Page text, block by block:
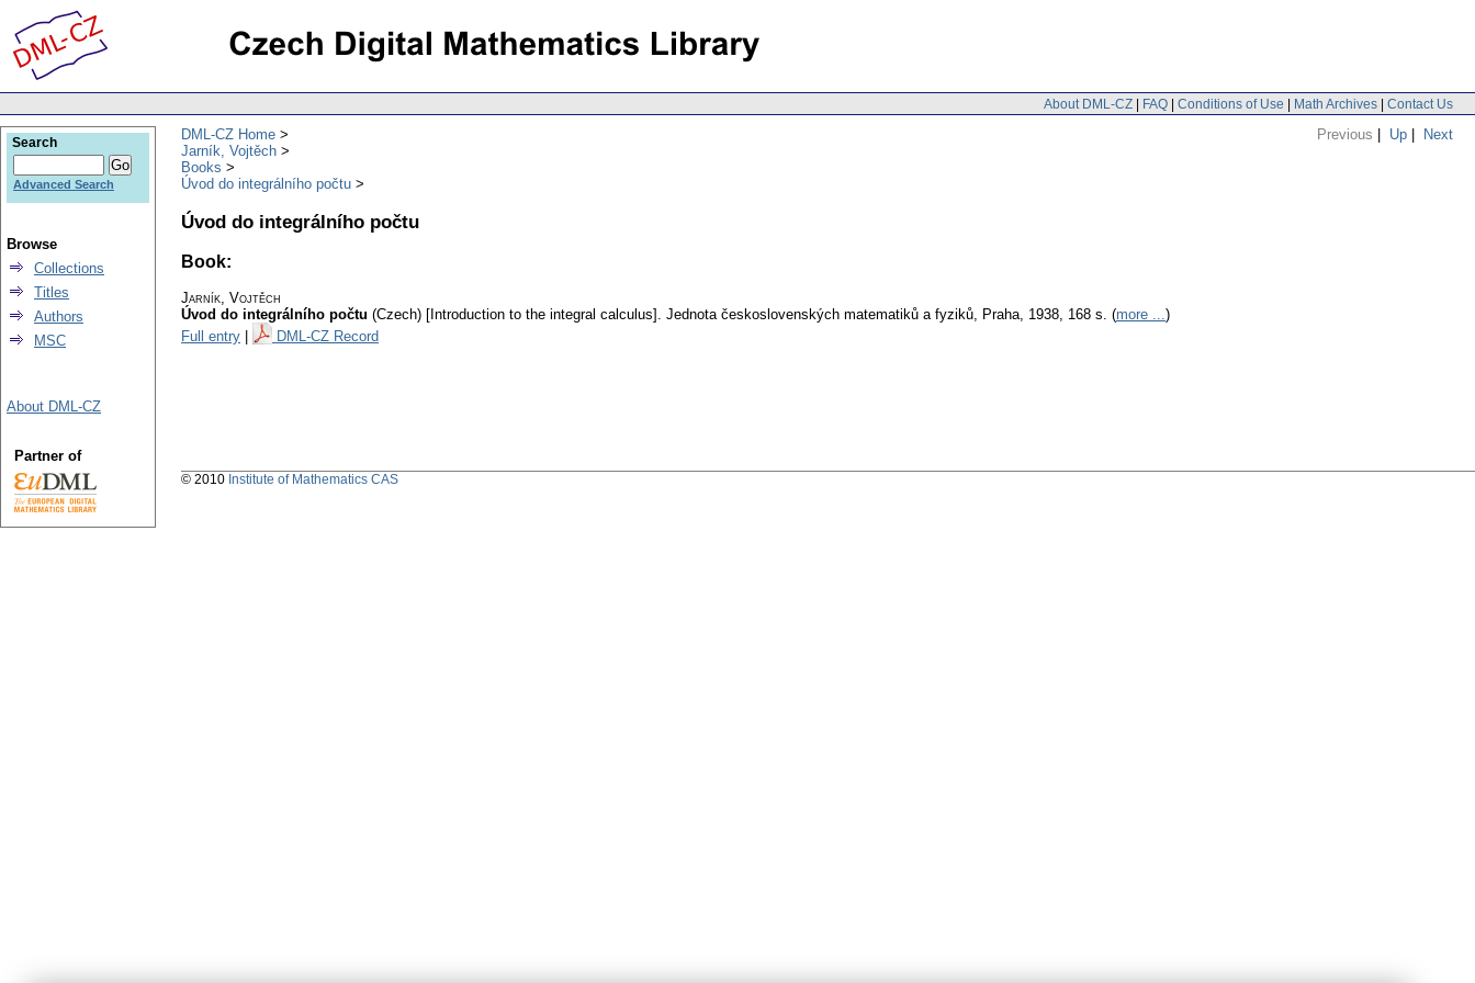
About DML-CZ | FAQ | Conditions of Use | Math Archives | Contact Us
Previous | Up | Next
DML-CZ Home
Jarník, Vojtěch
Books
Úvod do integrálního počtu
Úvod do integrálního počtu
Book:
Jarník, Vojtěch
Úvod do integrálního počtu (Czech) [Introduction to the integral calculus]. Jednota československých matematiků a fyziků, Praha, 1938, 168 s. (more ...)
Full entry
DML-CZ Record
Search
Advanced Search
Browse
Collections
Titles
Authors
MSC
About DML-CZ
Partner of
© 2010 Institute of Mathematics CAS